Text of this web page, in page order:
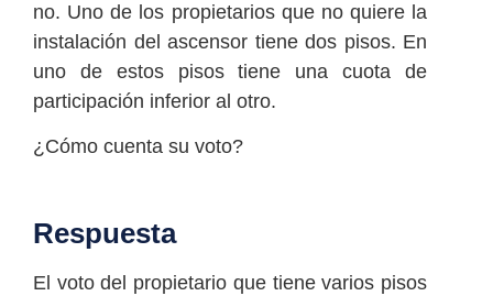
no. Uno de los propietarios que no quiere la
instalación del ascensor tiene dos pisos. En
uno de estos pisos tiene una cuota de
participación inferior al otro.
¿Cómo cuenta su voto?
Respuesta
El voto del propietario que tiene varios pisos